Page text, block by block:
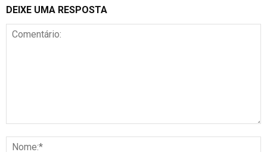
DEIXE UMA RESPOSTA